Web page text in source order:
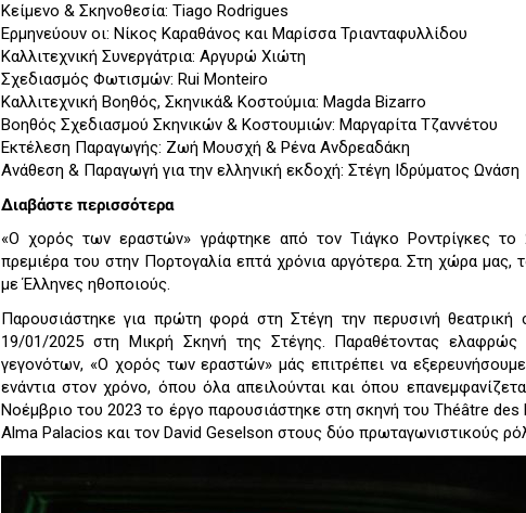
Κείμενο & Σκηνοθεσία: Tiago Rodrigues
Ερμηνεύουν οι: Νίκος Καραθάνος και Μαρίσσα Τριανταφυλλίδου
Καλλιτεχνική Συνεργάτρια: Αργυρώ Χιώτη
Σχεδιασμός Φωτισμών: Rui Monteiro
Καλλιτεχνική Βοηθός, Σκηνικά& Κοστούμια: Magda Bizarro
Βοηθός Σχεδιασμού Σκηνικών & Κοστουμιών: Μαργαρίτα Τζαννέτου
Εκτέλεση Παραγωγής: Ζωή Μουσχή & Ρένα Ανδρεαδάκη
Ανάθεση & Παραγωγή για την ελληνική εκδοχή: Στέγη Ιδρύματος Ωνάση
Διαβάστε περισσότερα
«Ο χορός των εραστών» γράφτηκε από τον Τιάγκο Ροντρίγκες
πρεμιέρα του στην Πορτογαλία επτά χρόνια αργότερα. Στη χώρα μας,
με Έλληνες ηθοποιούς.
Παρουσιάστηκε για πρώτη φορά στη Στέγη την περυσινή
19/01/2025 στη Μικρή Σκηνή της Στέγης. Παραθέτοντας ελαφρώς
γεγονότων, «Ο χορός των εραστών» μάς επιτρέπει να
ενάντια στον χρόνο, όπου όλα απειλούνται και όπου
Νοέμβριο του 2023 το έργο παρουσιάστηκε στη σκηνή του Théâtre
Alma Palacios και τον David Geselson στους δύο πρωταγωνιστικούς